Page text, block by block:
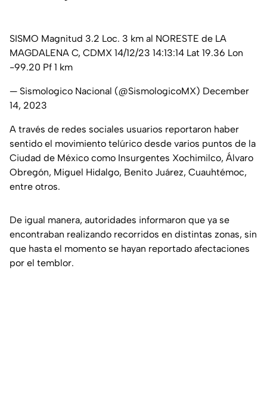
SISMO Magnitud 3.2 Loc. 3 km al NORESTE de LA
MAGDALENA C, CDMX 14/12/23 14:13:14 Lat 19.36 Lon
-99.20 Pf 1 km
— Sismologico Nacional (@SismologicoMX) December
14, 2023
A través de redes sociales usuarios reportaron haber
sentido el movimiento telúrico desde varios puntos de la
Ciudad de México como Insurgentes Xochimilco, Álvaro
Obregón, Miguel Hidalgo, Benito Juárez, Cuauhtémoc,
entre otros.
De igual manera, autoridades informaron que ya se
encontraban realizando recorridos en distintas zonas, sin
que hasta el momento se hayan reportado afectaciones
por el temblor.